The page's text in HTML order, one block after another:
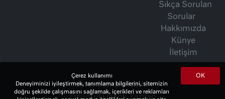
Sıkça Sorulan
Sorular
Hakkımızda
Künye
İletişim
İsmet Berkan Yazıları
Ertuğrul Özkök Yazıları
OK
Çerez kullanımı
Deneyiminizi iyileştirmek, tanımlama bilgilerini, sitemizin
doğru şekilde çalışmasını sağlamak, içerikleri ve reklamları